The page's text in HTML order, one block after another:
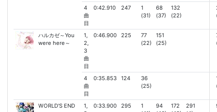
4
曲
目
0:42.910 247
1
(31)
68
(37)
132
(22)
ハルカゼ～You
were here～
1,
2,
3
曲
目
0:46.900 225
77
(22)
151
(25)
4
曲
目
0:35.853 124
36
(25)
WORLD'S END
1,
0:33.900 295
1
94
172
291